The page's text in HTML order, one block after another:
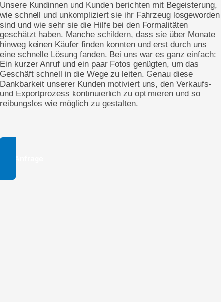
Unsere Kundinnen und Kunden berichten mit Begeisterung,
wie schnell und unkompliziert sie ihr Fahrzeug losgeworden
sind und wie sehr sie die Hilfe bei den Formalitäten
geschätzt haben. Manche schildern, dass sie über Monate
hinweg keinen Käufer finden konnten und erst durch uns
eine schnelle Lösung fanden. Bei uns war es ganz einfach:
Ein kurzer Anruf und ein paar Fotos genügten, um das
Geschäft schnell in die Wege zu leiten. Genau diese
Dankbarkeit unserer Kunden motiviert uns, den Verkaufs-
und Exportprozess kontinuierlich zu optimieren und so
reibungslos wie möglich zu gestalten.